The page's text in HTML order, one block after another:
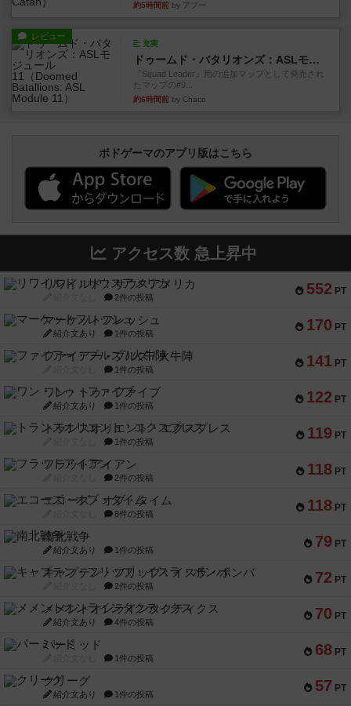
約5時間前 by アプー
レビュー
充実
ドゥームド・バタリオンズ：ASLモジュール11
『Squad Leader』用の追加マップとして発売され
たマップの#9...
約6時間前 by Chaco
ボドゲーマのアプリ版はこちら
アクセス数 急上昇中
552 PT
リワイルド：サウスアメリカ
2件の投稿
170 PT
マーケットフレッシュ
紹介文あり 1件の投稿
141 PT
ファイアー・ブルズ / 火牛陣
1件の投稿
122 PT
ワン・トゥ・ファイブ
紹介文あり 1件の投稿
119 PT
トランスオリエント・エクスプレス
1件の投稿
118 PT
フラットアイアン
2件の投稿
118 PT
エコーズ・オブ・タイム
8件の投稿
79 PT
南北戦争
紹介文あり 1件の投稿
72 PT
キャプテン・フリップ：イスラ・ボンバ
2件の投稿
70 PT
メメントオンラインタクティクス
紹介文あり 4件の投稿
68 PT
パーミッド
1件の投稿
57 PT
クリーグ
紹介文あり 1件の投稿